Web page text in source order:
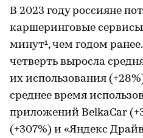
В 2023 году россияне
каршеринговые
минут¹, чем годом
четверть выросла
их использования
среднее время
приложений BelkaCar
(+307%) и «Яндекс